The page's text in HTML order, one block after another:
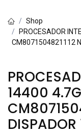
Shop
PROCESADOR
CM8071504821112
14400